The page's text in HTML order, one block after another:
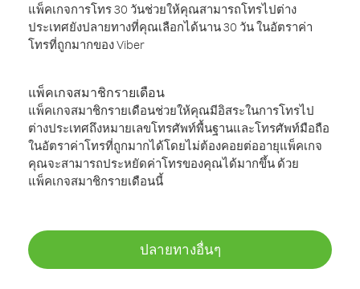
แพ็คเกจการโทร 30 วันช่วยให้คุณสามารถโทรไปต่าง
ประเทศยังปลายทางที่คุณเลือกได้นาน 30 วัน ในอัตราค่า
โทรที่ถูกมากของ Viber
แพ็คเกจสมาชิกรายเดือน
แพ็คเกจสมาชิกรายเดือนช่วยให้คุณมีอิสระในการโทรไป
ต่างประเทศถึงหมายเลขโทรศัพท์พื้นฐานและโทรศัพท์มือถือ
ในอัตราค่าโทรที่ถูกมากได้โดยไม่ต้องคอยต่ออายุแพ็คเกจ
คุณจะสามารถประหยัดค่าโทรของคุณได้มากขึ้น ด้วย
แพ็คเกจสมาชิกรายเดือนนี้
ปลายทางอื่นๆ